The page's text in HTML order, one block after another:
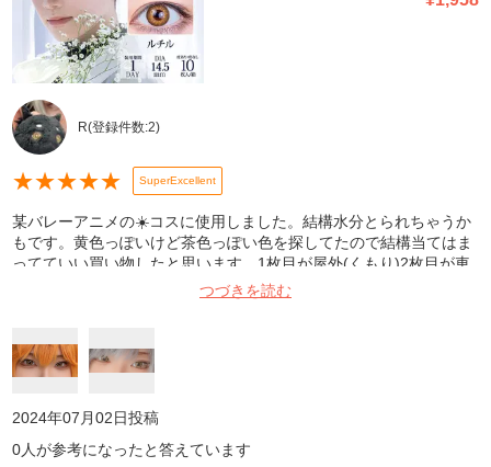
R(登録件数:2)
★★★★★ SuperExcellent
某バレーアニメの☀️コスに使用しました。結構水分とられちゃうか
もです。黄色っぽいけど茶色っぽい色を探してたので結構当てはま
ってていい買い物したと思います。1枚目が屋外(くもり)2枚目が車
つづきを読む
2024年07月02日投稿
0人が参考になったと答えています